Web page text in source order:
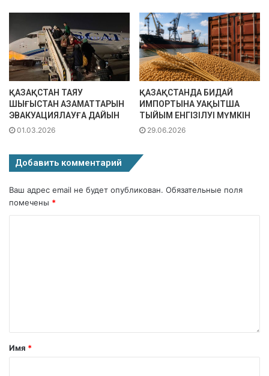
ҚАЗАҚСТАН ТАЯУ
ШЫҒЫСТАН АЗАМАТТАРЫН
ЭВАКУАЦИЯЛАУҒА ДАЙЫН
01.03.2026
ҚАЗАҚСТАНДА БИДАЙ
ИМПОРТЫНА УАҚЫТША
ТЫЙЫМ ЕНГІЗІЛУІ МҮМКІН
29.06.2026
Добавить комментарий
Ваш адрес email не будет опубликован. Обязательные поля
помечены *
Имя *